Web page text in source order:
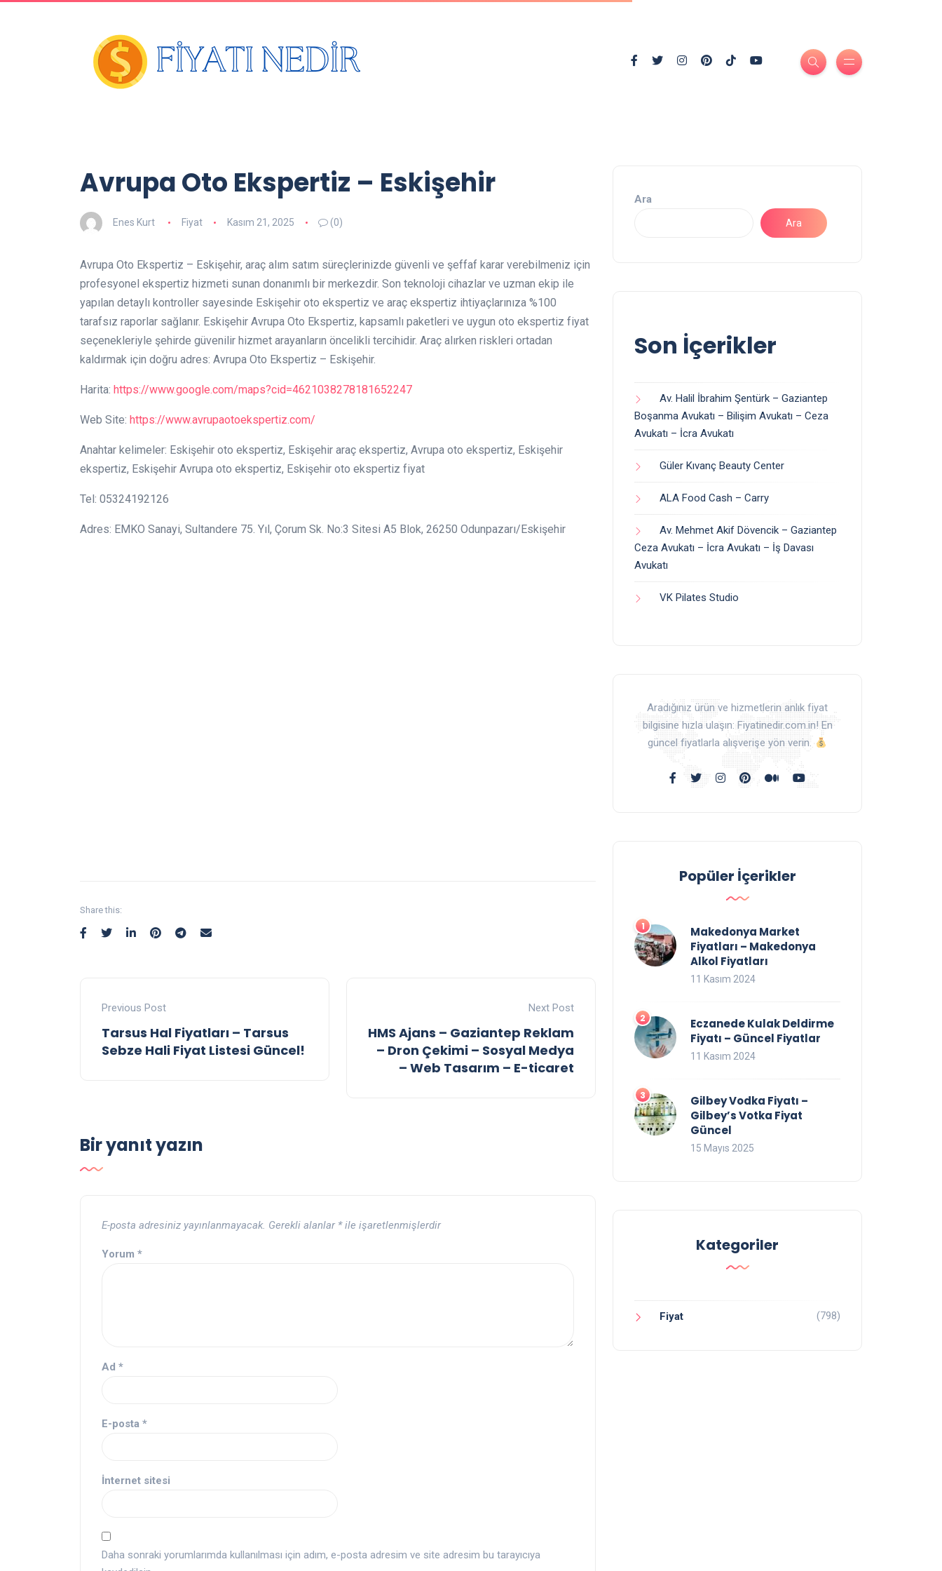
Avrupa Oto Ekspertiz – Eskişehir
Enes Kurt Fiyat Kasım 21, 2025 (0)
Avrupa Oto Ekspertiz – Eskişehir, araç alım satım süreçlerinizde güvenli ve şeffaf karar verebilmeniz için
profesyonel ekspertiz hizmeti sunan donanımlı bir merkezdir. Son teknoloji cihazlar ve uzman ekip ile
yapılan detaylı kontroller sayesinde Eskişehir oto ekspertiz ve araç ekspertiz ihtiyaçlarınıza %100
tarafsız raporlar sağlanır. Eskişehir Avrupa Oto Ekspertiz, kapsamlı paketleri ve uygun oto ekspertiz fiyat
seçenekleriyle şehirde güvenilir hizmet arayanların öncelikli tercihidir. Araç alırken riskleri ortadan
kaldırmak için doğru adres: Avrupa Oto Ekspertiz – Eskişehir.
Harita: https://www.google.com/maps?cid=4621038278181652247
Web Site: https://www.avrupaotoekspertiz.com/
Anahtar kelimeler: Eskişehir oto ekspertiz, Eskişehir araç ekspertiz, Avrupa oto ekspertiz, Eskişehir
ekspertiz, Eskişehir Avrupa oto ekspertiz, Eskişehir oto ekspertiz fiyat
Tel: 05324192126
Adres: EMKO Sanayi, Sultandere 75. Yıl, Çorum Sk. No:3 Sitesi A5 Blok, 26250 Odunpazarı/Eskişehir
Share this:
Previous Post
Tarsus Hal Fiyatları – Tarsus
Sebze Hali Fiyat Listesi Güncel!
Next Post
HMS Ajans – Gaziantep Reklam
– Dron Çekimi – Sosyal Medya
– Web Tasarım – E-ticaret
Bir yanıt yazın
E-posta adresiniz yayınlanmayacak. Gerekli alanlar *ile işaretlenmişlerdir
Yorum *
Ad *
E-posta *
İnternet sitesi
Daha sonraki yorumlarımda kullanılması için adım, e-posta adresim ve site adresim bu tarayıcıya
Ara
Ara
Son İçerikler
Av. Halil İbrahim Şentürk – Gaziantep
Boşanma Avukatı – Bilişim Avukatı – Ceza
Avukatı – İcra Avukatı
Güler Kıvanç Beauty Center
ALA Food Cash – Carry
Av. Mehmet Akif Dövencik – Gaziantep
Ceza Avukatı – İcra Avukatı – İş Davası
Avukatı
VK Pilates Studio
Aradığınız ürün ve hizmetlerin anlık fiyat
bilgisine hızla ulaşın: Fiyatinedir.com.in! En
güncel fiyatlarla alışverişe yön verin.
Popüler İçerikler
Makedonya Market
Fiyatları – Makedonya
Alkol Fiyatları
11 Kasım 2024
Eczanede Kulak Deldirme
Fiyatı – Güncel Fiyatlar
11 Kasım 2024
Gilbey Vodka Fiyatı –
Gilbey’s Votka Fiyat
Güncel
15 Mayıs 2025
Kategoriler
Fiyat (798)